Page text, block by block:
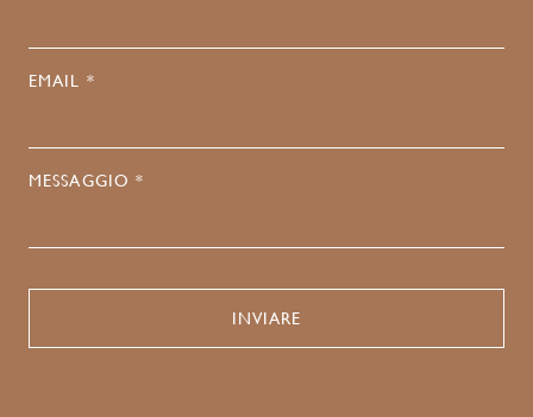
EMAIL *
MESSAGGIO *